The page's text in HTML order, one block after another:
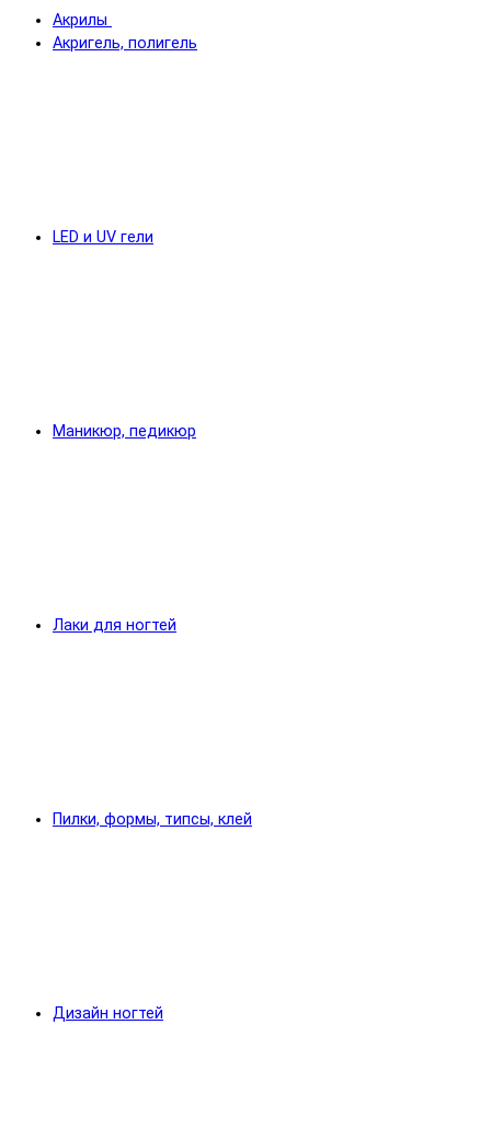
Акрилы
Акригель, полигель
LED и UV гели
Маникюр, педикюр
Лаки для ногтей
Пилки, формы, типсы, клей
Дизайн ногтей